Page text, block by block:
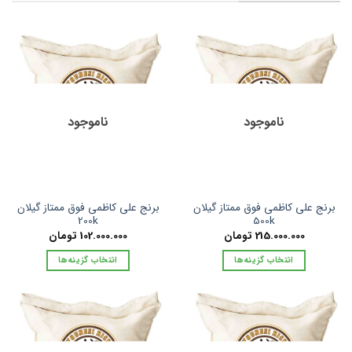
ناموجود
برنج علی کاظمی فوق ممتاز گیلان
500k
215.000.000 تومان
انتخاب گزینه‌ها
دارای
انواع
مختلفی
ناموجود
برنج علی کاظمی فوق ممتاز گیلان
200k
102.000.000 تومان
انتخاب گزینه‌ها
دارای
انواع
مختلفی